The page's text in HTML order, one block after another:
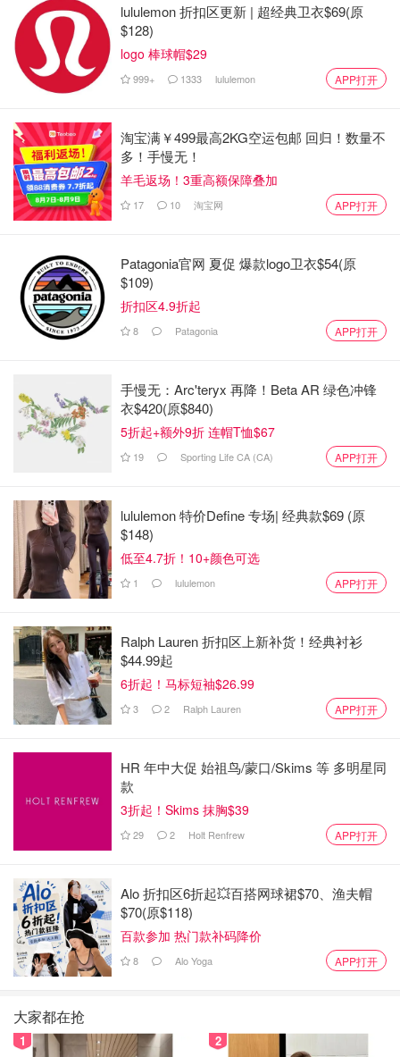
图片来源于官网
然后推荐大家下载一个 APP:My Disney Experience
通过这个可以认路，（我根本看不懂地图，没有那个指标根
本不知道自己在哪里）还可以随时更新Fastpass换时间之类
的，还可以看你的照片，还可以看排队的时间，总之是迪士
尼必备啦！
//2⃣️迪士尼酒店的故事//
官网上可以订到不同价位的从55刀-800刀一晚的参差不齐
但是！福利！几乎都是一样的，首先你会收到一个
（定制刻字）
1. 车票：从机场坐到你的酒店的免费班车（
express）
2. 房卡：进你酒店房间的房卡
3. 门票：进入迪士尼所有园区的门票
3. Fast Pass：领取的fp也是用这个刷的
4. 信用卡：在迪士尼的消费可以直接用这个band当卡刷最
lululemon 折扣区更新 | 超经典卫衣$69(原
$128)
logo 棒球帽$29
999+ 1333 lululemon APP打开
淘宝满￥499最高2KG空运包邮 回归！数量不
多！手慢无！
羊毛返场！3重高额保障叠加
17 10 淘宝网 APP打开
Patagonia官网 夏促 爆款logo卫衣$54(原
$109)
折扣区4.9折起
8 Patagonia APP打开
手慢无：Arc'teryx 再降！Beta AR 绿色冲锋
衣$420(原$840)
5折起+额外9折 连帽T恤$67
19 Sporting Life CA (CA) APP打开
lululemon 特价Define 专场| 经典款$69 (原
$148)
低至4.7折！10+颜色可选
1 lululemon APP打开
Ralph Lauren 折扣区上新补货！经典衬衫
$44.99起
6折起！马标短袖$26.99
3 2 Ralph Lauren APP打开
HR 年中大促 始祖鸟/蒙口/Skims 等 多明星同
款
3折起！Skims 抹胸$39
29 2 Holt Renfrew APP打开
Alo 折扣区6折起💥百搭网球裙$70、渔夫帽
$70(原$118)
百款参加 热门款补码降价
8 Alo Yoga APP打开
大家都在抢
1 2